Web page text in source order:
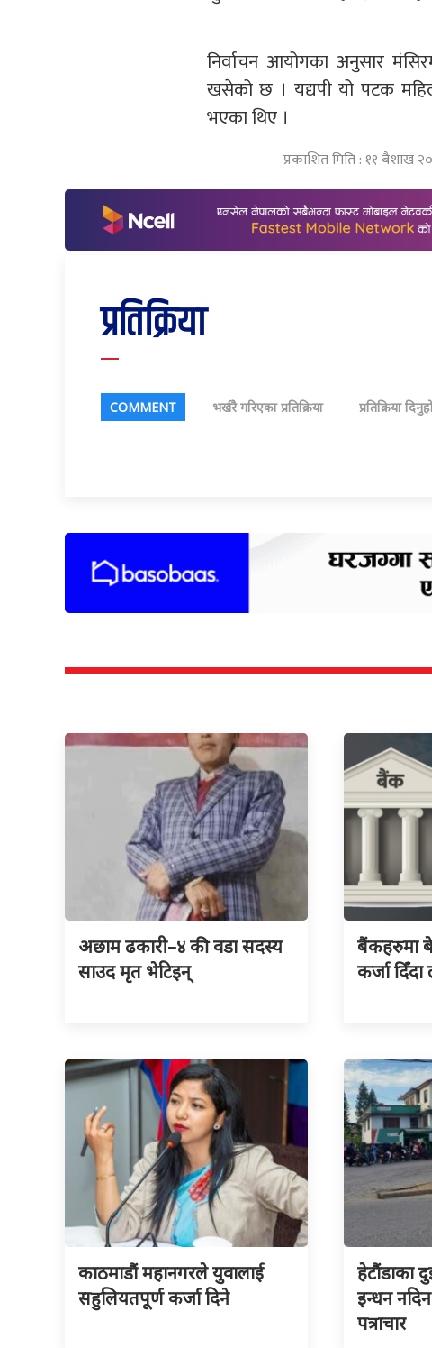
निर्वाचन आयोगका अनुसार
खसेको छ । यद्यपी यो पटक
भएका थिए ।
प्रकाशित मिति : ११ बैशाख
प्रतिक्रिया
COMMENT भर्खरै गरिएका प्रतिक्रिया प्रतिक्रिया
अछाम ढकारी–४ की वडा सदस्य
साउद मृत भेटिइन्
बैंकहरुमा
कर्जा
काठमाडौं महानगरले युवालाई
सहुलियतपूर्ण कर्जा दिने
हेटौंडाका
इन्धन
पत्राचार